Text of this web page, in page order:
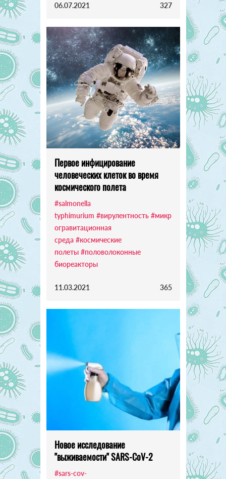
06.07.2021 327
Первое инфицирование
человеческих клеток во время
космического полета
#salmonella
typhimurium #вирулентность #микр
огравитационная
среда #космические
полеты #половолоконные
биореакторы
11.03.2021 365
Новое исследование
"выживаемости" SARS-CoV-2
#sars-cov-